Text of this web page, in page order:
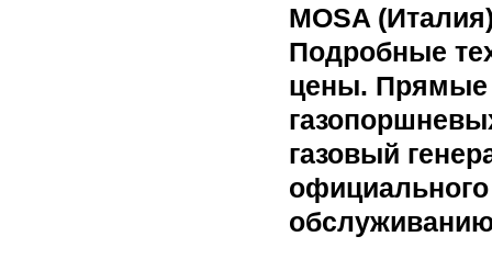
MOSA
Подробные
цены. Прямые
газовый